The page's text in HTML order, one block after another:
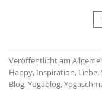
Veröffentlicht am
Happy, Inspiration, Liebe,
Blog,Yogablog,